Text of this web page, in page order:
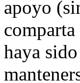
apoyo
haya